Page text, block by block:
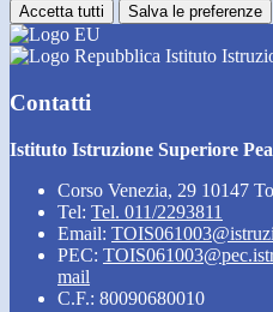
Accetta tutti Salva le preferenze
Istituto
Contatti
Istituto Istruzione Superiore
Corso Venezia, 29 10147
Tel: Tel. 011/2293811
Email:
PEC:
mail
C.F.: 80090680010